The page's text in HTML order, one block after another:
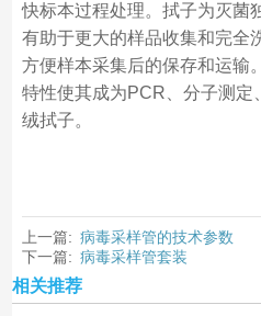
快标本过程处理。拭子为灭菌
有助于更大的样品收集和完全
方便样本采集后的保存和运输
特性使其成为PCR、分子测定
绒拭子。
上一篇: 病毒采样管的技术参数
下一篇: 病毒采样管套装
相关推荐